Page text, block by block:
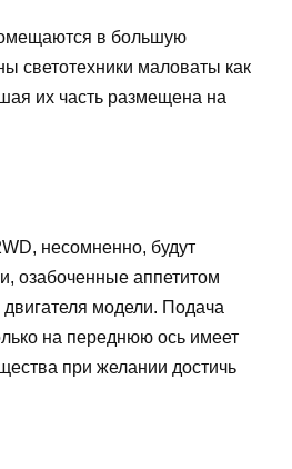
в большую
светотехники маловаты как
их часть размещена на
несомненно, будут
озабоченные аппетитом
двигателя модели. Подача
на переднюю ось имеет
при желании достичь